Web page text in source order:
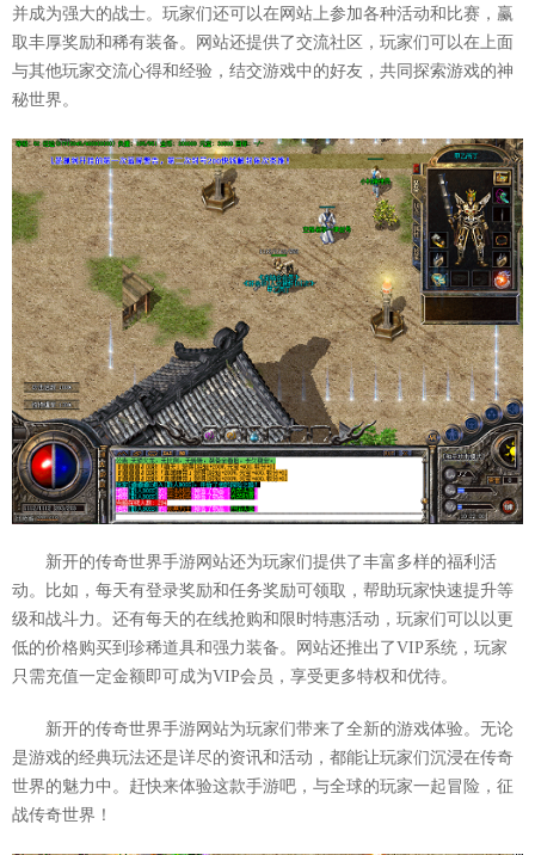
并成为强大的战士。玩家们还可以在网站上参加各种活动和比赛，赢
取丰厚奖励和稀有装备。网站还提供了交流社区，玩家们可以在上面
与其他玩家交流心得和经验，结交游戏中的好友，共同探索游戏的神
秘世界。
新开的传奇世界手游网站还为玩家们提供了丰富多样的福利活
动。比如，每天有登录奖励和任务奖励可领取，帮助玩家快速提升等
级和战斗力。还有每天的在线抢购和限时特惠活动，玩家们可以以更
低的价格购买到珍稀道具和强力装备。网站还推出了VIP系统，玩家
只需充值一定金额即可成为VIP会员，享受更多特权和优待。
新开的传奇世界手游网站为玩家们带来了全新的游戏体验。无论
是游戏的经典玩法还是详尽的资讯和活动，都能让玩家们沉浸在传奇
世界的魅力中。赶快来体验这款手游吧，与全球的玩家一起冒险，征
战传奇世界！